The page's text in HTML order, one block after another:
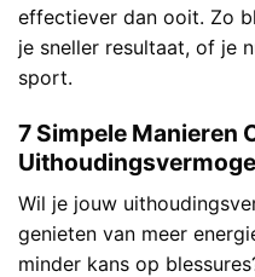
effectiever dan ooit. Zo
je sneller resultaat, of je
sport.
7 Simpele Manieren
Wil je jouw
genieten van meer
minder kans op